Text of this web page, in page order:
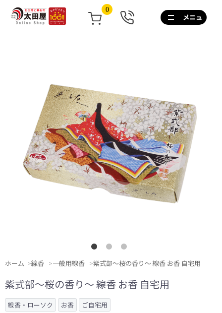
0
0120-
267-
10:00~17:00/
土
日
祝
も
営
業
ホーム 線香 一般用線香 紫式部〜桜の香り〜 線香 お香 自宅用
紫式部〜桜の香り〜 線香 お香 自宅用
線香・ローソク お香 ご自宅用